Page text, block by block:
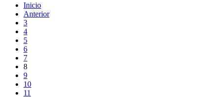
Inicio
Anterior
3
4
5
6
7
8
9
10
11